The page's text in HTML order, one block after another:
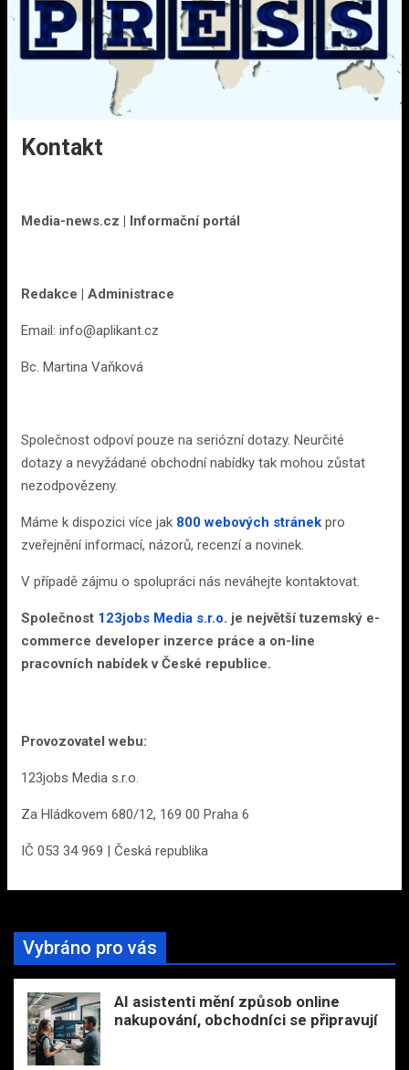
Kontakt
Media-news.cz | Informační portál
Redakce | Administrace
Email: info@aplikant.cz
Bc. Martina Vaňková
Společnost odpoví pouze na seriózní dotazy. Neurčité
dotazy a nevyžádané obchodní nabídky tak mohou zůstat
nezodpovězeny.
Máme k dispozici více jak 800 webových stránek pro
zveřejnění informací, názorů, recenzí a novinek.
V případě zájmu o spolupráci nás neváhejte kontaktovat.
Společnost 123jobs Media s.r.o. je největší tuzemský e-
commerce developer inzerce práce a on-line
pracovních nabídek v České republice.
Provozovatel webu:
123jobs Media s.r.o.
Za Hládkovem 680/12, 169 00 Praha 6
IČ 053 34 969 | Česká republika
Vybráno pro vás
AI asistenti mění způsob online
nakupování, obchodníci se připravují